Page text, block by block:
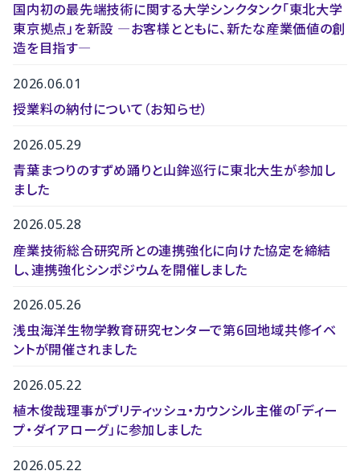
国内初の最先端技術に関する大学シンクタンク「東北大学
東京拠点」を新設 ―お客様とともに、新たな産業価値の創
造を目指す―
2026.06.01
授業料の納付について（お知らせ）
2026.05.29
青葉まつりのすずめ踊りと山鉾巡行に東北大生が参加し
ました
2026.05.28
産業技術総合研究所との連携強化に向けた協定を締結
し、連携強化シンポジウムを開催しました
2026.05.26
浅虫海洋生物学教育研究センターで第6回地域共修イベ
ントが開催されました
2026.05.22
植木俊哉理事がブリティッシュ・カウンシル主催の「ディー
プ・ダイアローグ」に参加しました
2026.05.22